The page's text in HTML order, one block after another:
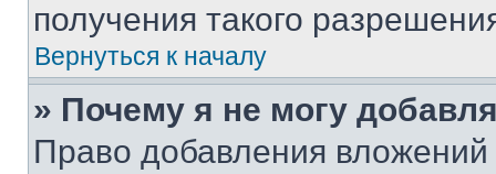
получения такого
Вернуться к началу
» Почему я не могу
Право добавления